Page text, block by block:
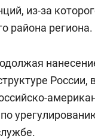
из-за
района региона.
России,